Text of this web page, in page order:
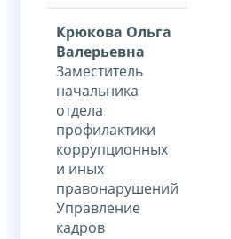
Крюкова Ольга
Валерьевна
Заместитель
начальника
отдела
профилактики
коррупционных
и иных
правонарушений
Управление
кадров